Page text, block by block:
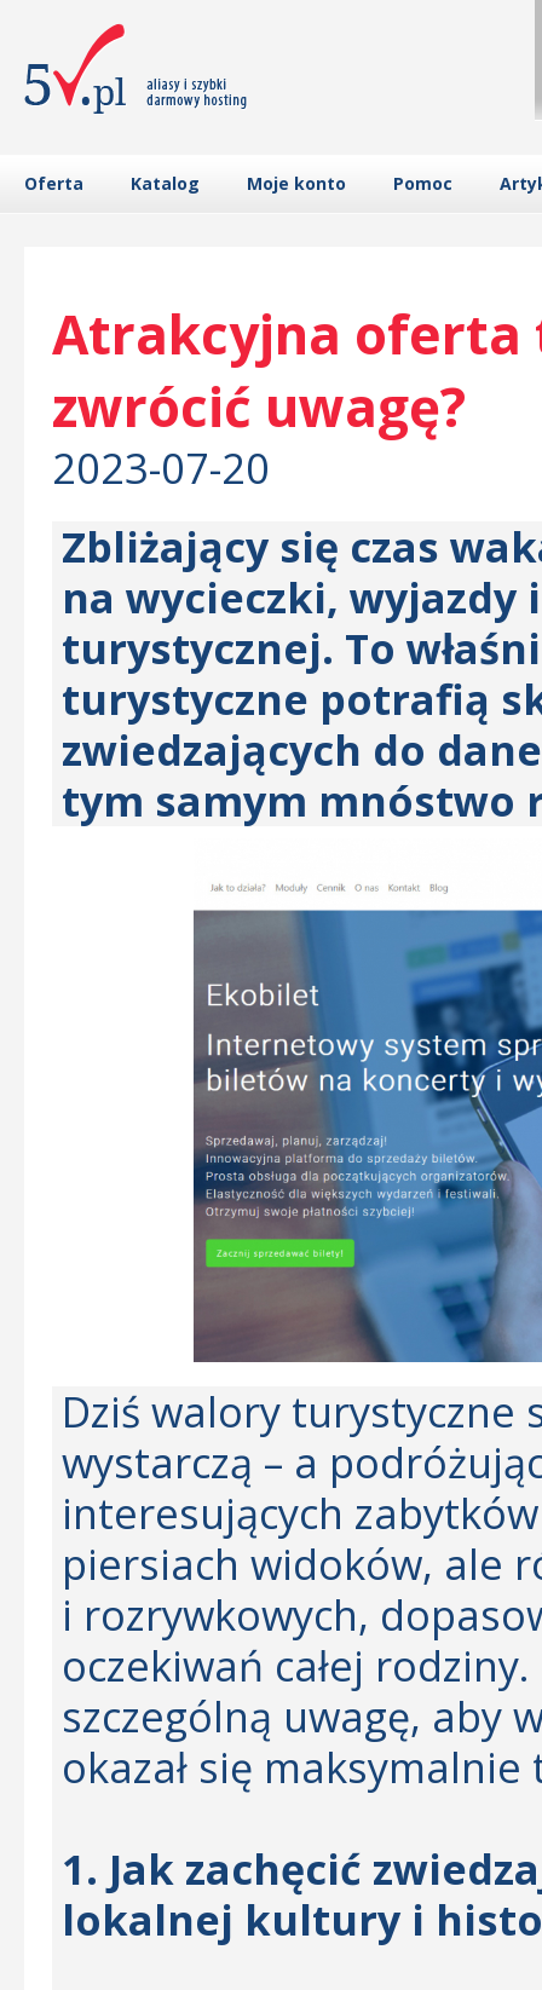
Oferta Katalog Moje konto Pomoc
Atrakcyjna oferta
zwrócić uwagę?
2023-07-20
Zbliżający się czas
na wycieczki,
turystycznej. To
turystyczne potrafią
zwiedzających do
tym samym mnóstwo
Dziś walory turystyczne
wystarczą – a
interesujących
piersiach widoków, ale
i rozrywkowych,
oczekiwań całej
szczególną uwagę, aby
okazał się
1. Jak zachęcić
lokalnej kultury i